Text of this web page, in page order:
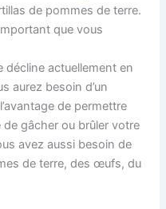
de pommes de terre.
que vous
décline actuellement en
aurez besoin d’un
de permettre
gâcher ou brûler votre
avez aussi besoin de
de terre, des œufs, du